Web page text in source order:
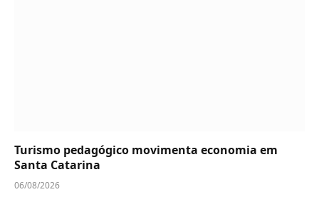
Turismo pedagógico movimenta economia em
Santa Catarina
06/08/2026